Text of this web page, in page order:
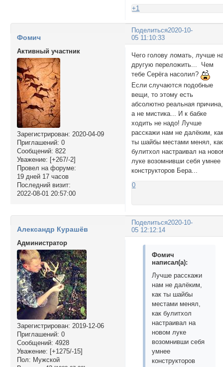
+1
Поделиться2020-10-
05 11:10:33
Фомич
Активный участник
Зарегистрирован: 2020-04-09
Приглашений: 0
Сообщений: 822
Уважение: [+267/-2]
Провел на форуме:
19 дней 17 часов
Последний визит:
2022-08-01 20:57:00
Чего голову ломать, лучше
другую переложить... Чем
тебе Серёга насолил?
Если случаются подобные
вещи, то этому есть
абсолютно реальная причина,
а не мистика... И к бабке
ходить не надо! Лучше
расскажи нам не далёким,
ты шайбы местами менял, как
булитхол настраивал на
луке возомнивши себя умнее
конструкторов Бера...
0
Поделиться2020-10-
05 12:12:14
Александр Курашёв
Администратор
Зарегистрирован: 2019-12-06
Приглашений: 0
Сообщений: 4928
Уважение: [+1275/-15]
Пол: Мужской
Фомич
написал(а):
Лучше расскажи
нам не далёким,
как ты шайбы
местами менял,
как булитхол
настраивал на
новом луке
возомнивши себя
умнее
конструкторов